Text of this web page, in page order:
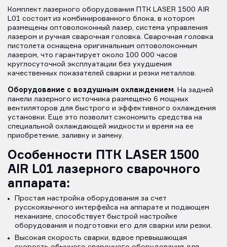
Комплект лазерного оборудования ПТК LASER 1500 AIR
L01 состоит из комбинированного блока, в котором
размещены оптоволоконный лазер, система управления
лазером и ручная сварочная головка. Сварочная головка
пистолета оснащена оригинальным оптоволоконным
лазером, что гарантирует около 100 000 часов
круглосуточной эксплуатации без ухудшения
качественных показателей сварки и резки металлов.
Оборудование с воздушным охлаждением . На задней
панели лазерного источника размещено 6 мощных
вентиляторов для быстрого и эффективного охлаждения
установки. Еще это позволит сэкономить средства на
специальной охлаждающей жидкости и время на ее
приобретение, заливку и замену.
Особенности ПТК LASER 1500
AIR L01 лазерного сварочного
аппарата:
Простая настройка оборудования за счет
русскоязычного интерфейса на аппарате и подающем
механизме, способствует быстрой настройке
оборудования и подготовки его для сварки или резки.
Высокая скорость сварки, вдвое превышающая